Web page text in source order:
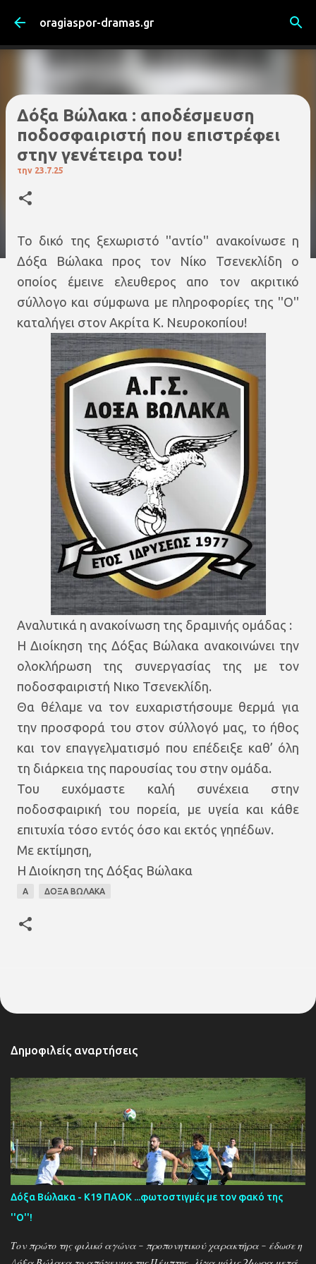
Μετάβαση στο κύριο περιεχόμενο
oragiaspor-dramas.gr
Δόξα Βώλακα : αποδέσμευση
ποδοσφαιριστή που επιστρέφει
στην γενέτειρα του!
την 23.7.25
To δικό της ξεχωριστό ''αντίο'' ανακοίνωσε η
Δόξα Βώλακα προς τον Νίκο Τσενεκλίδη ο
οποίος έμεινε ελευθερος απο τον ακριτικό
σύλλογο και σύμφωνα με πληροφορίες της ''Ο''
καταλήγει στον Ακρίτα Κ. Νευροκοπίου!
Αναλυτικά η ανακοίνωση της δραμινής ομάδας :
Η Διοίκηση της Δόξας Βώλακα ανακοινώνει την
ολοκλήρωση της συνεργασίας της με τον
ποδοσφαιριστή Νικο Τσενεκλίδη.
Θα θέλαμε να τον ευχαριστήσουμε θερμά για
την προσφορά του στον σύλλογό μας, το ήθος
και τον επαγγελματισμό που επέδειξε καθ’ όλη
τη διάρκεια της παρουσίας του στην ομάδα.
Του ευχόμαστε καλή συνέχεια στην
ποδοσφαιρική του πορεία, με υγεία και κάθε
επιτυχία τόσο εντός όσο και εκτός γηπέδων.
Με εκτίμηση,
Η Διοίκηση της Δόξας Βώλακα
Α ΔΟΞΑ ΒΩΛΑΚΑ
Δημοφιλείς αναρτήσεις
Δόξα Βώλακα - Κ19 ΠΑΟΚ ...φωτοστιγμές με τον φακό της
''Ο''!
Τον πρώτο της φιλικό αγώνα - προπονητικού χαρακτήρα - έδωσε η